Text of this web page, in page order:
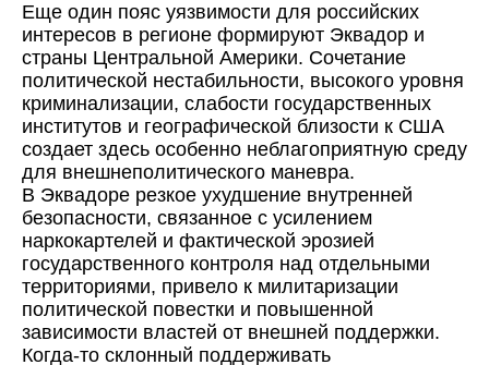
Еще один пояс уязвимости для российских
интересов в регионе формируют Эквадор и
страны Центральной Америки. Сочетание
политической нестабильности, высокого уровня
криминализации, слабости государственных
институтов и географической близости к США
создает здесь особенно неблагоприятную среду
для внешнеполитического маневра.
В Эквадоре резкое ухудшение внутренней
безопасности, связанное с усилением
наркокартелей и фактической эрозией
государственного контроля над отдельными
территориями, привело к милитаризации
политической повестки и повышенной
зависимости властей от внешней поддержки.
Когда-то склонный поддерживать